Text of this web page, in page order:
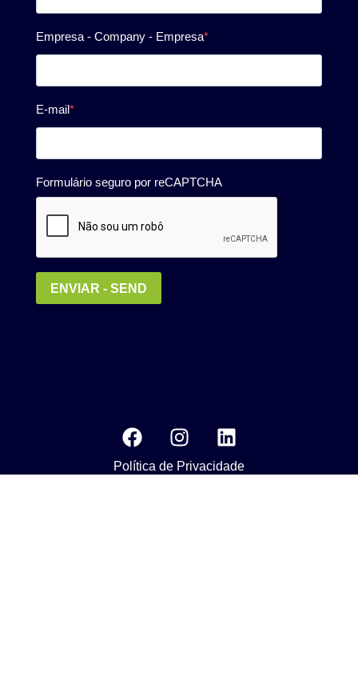
Política de Privacidade